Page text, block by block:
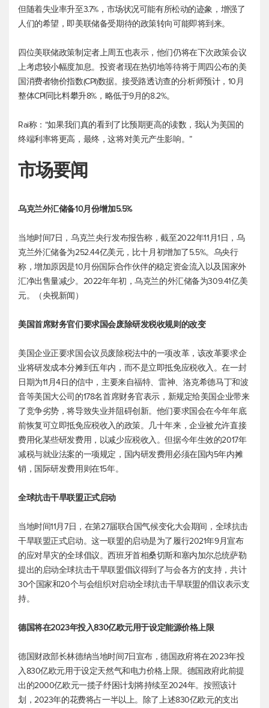
但随着失业率升至3.7%，市场状况可能有所松动的迹象，增强了
人们的希望，即美联储备受期待的政策转向可能即将到来。
四位美联储政策制定者上周五也表示，他们仍将在下次政策会议
上考虑较小幅度加息。投资者现在热切地等待将于周四公布的美
国消费者物价指数(CPI)数据。接受路透访查的分析师预计，10月
整体CPI同比料攀升8%，略低于9月的8.2%。
Rai称：“如果我们真的看到了比预期更高的读数，我认为美国的
终端利率将更高，最终，这将对美元产生影响。”
市场要闻
乌克兰外汇储备10月份增加5.5%
当地时间7日，乌克兰央行发布报告称，截至2022年11月1日，乌
克兰外汇储备为252.44亿美元，比十月初增加了5.5%。乌央行
称，增加原因是10月份国际合作伙伴的稳定资金流入以及国家外
汇净出售量减少。2022年年初，乌克兰的外汇储备为309.41亿美
元。（央视新闻）
美国首席财务官们要求国会废除研发税收规则的改变
美国企业正要求国会议员废除税法中的一项改革，该改革要求企
业将研发成本分摊到五年内，而不是立即抵免应税收入。在一封
日期为11月4日的信中，主要来自福特、雷神、洛克希德马丁和波
音等美国大公司的178名首席财务官表示，新规定给美国企业带来
了竞争劣势，将导致失业并阻碍创新。他们要求国会在今年年底
前恢复可立即抵免应税收入的政策。几十年来，企业被允许直接
费用化某些研发费用，以减少应税收入。但据今年生效的2017年
减税与就业法案的一项规定，国内研发费用必须在国内5年内摊
销，国际研发费用则在15年。
全球抗击干旱联盟正式启动
当地时间11月7日，在第27届联合国气候变化大会期间，全球抗击
干旱联盟正式启动。这一联盟的启动是为了履行2021年9月宣布
的应对旱灾的全球倡议。西班牙首相桑切斯和塞内加尔总统萨勒
提出的启动全球抗击干旱联盟倡议得到了与会各方的支持，共计
30个国家和20个与会组织对启动全球抗击干旱联盟的倡议表示支
持。
德国将在2023年投入830亿欧元用于设定能源价格上限
德国财政部长林德纳当地时间7日宣布，德国政府将在2023年投
入830亿欧元用于设定天然气和电力价格上限。德国政府此前提
出的2000亿欧元一揽子纾困计划将持续至2024年。按照该计
划，2023年的花费将占一半以上。除了上述830亿欧元的支出